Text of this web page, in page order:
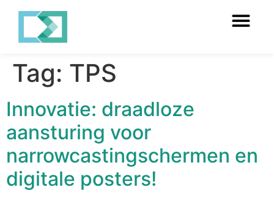
Tag: TPS
Innovatie: draadloze
aansturing voor
narrowcastingschermen en
digitale posters!